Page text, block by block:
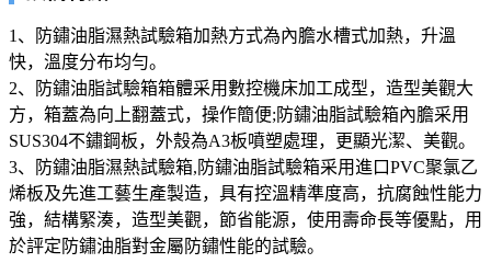
1、防鏽油脂濕熱試驗箱加熱方式為內膽水槽式加熱，升溫
快，溫度分布均勻。
2、防鏽油脂試驗箱箱體采用數控機床加工成型，造型美觀大
方，箱蓋為向上翻蓋式，操作簡便;防鏽油脂試驗箱內膽采用
SUS304不鏽鋼板，外殼為A3板噴塑處理，更顯光潔、美觀。
3、防鏽油脂濕熱試驗箱,防鏽油脂試驗箱采用進口PVC聚氯乙
烯板及先進工藝生產製造，具有控溫精準度高，抗腐蝕性能力
強，結構緊湊，造型美觀，節省能源，使用壽命長等優點，用
於評定防鏽油脂對金屬防鏽性能的試驗。